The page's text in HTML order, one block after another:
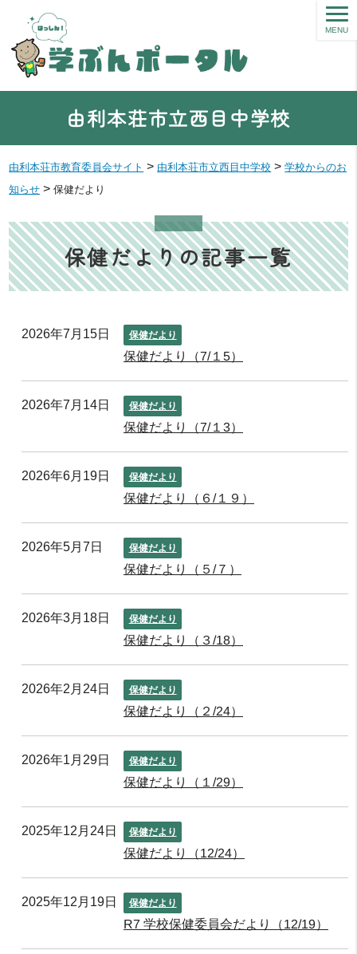
由利本荘市立西目中学校
MENU
由利本荘市教育委員会サイト > 由利本荘市立西目中学校 >学校からのお
知らせ >保健だより
保健だよりの記事一覧
2026年7月15日 保健だより
保健だより（7/１5）
2026年7月14日 保健だより
保健だより（7/１3）
2026年6月19日 保健だより
保健だより（６/１９）
2026年5月7日 保健だより
保健だより（５/７）
2026年3月18日 保健だより
保健だより（３/18）
2026年2月24日 保健だより
保健だより（２/24）
2026年1月29日 保健だより
保健だより（１/29）
2025年12月24日 保健だより
保健だより（12/24）
2025年12月19日 保健だより
R7 学校保健委員会だより（12/19）